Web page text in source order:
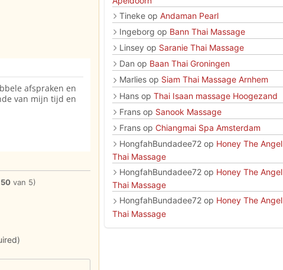
afspraken en
van mijn tijd en
van 5)
Tinekeop Andaman Pearl
Ingeborg op Bann Thai Massage
Linsey op Saranie Thai Massage
Dan op Baan Thai Groningen
Marliesop Siam Thai Massage Arnhem
Hansop Thai Isaan massage Hoogezand
Fransop Sanook Massage
Fransop Chiangmai Spa Amsterdam
HongfahBundadee72op Honey The Angel
Thai Massage
HongfahBundadee72op Honey The Angel
Thai Massage
HongfahBundadee72op Honey The Angel
Thai Massage